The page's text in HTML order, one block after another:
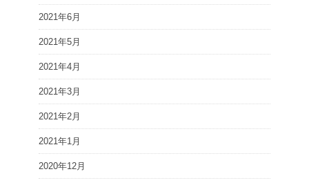
2021年6月
2021年5月
2021年4月
2021年3月
2021年2月
2021年1月
2020年12月